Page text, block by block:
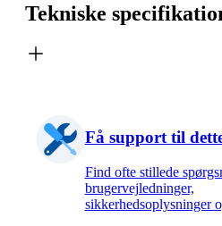
Tekniske
Få support til
Find ofte stillede
brugervejledninger,
sikkerhedsoplysninger